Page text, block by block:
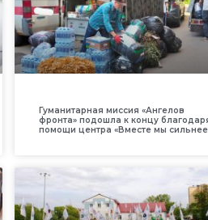
Гуманитарная миссия «Ангелов
фронта» подошла к концу
помощи центра «Вместе мы